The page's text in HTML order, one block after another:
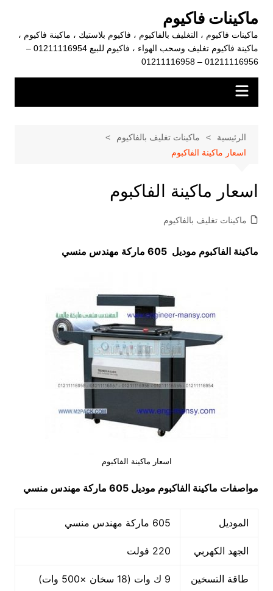
المحتوى
ماكينات فاكيوم
ماكينات فاكيوم ، التغليف بالفاكيوم ، فاكيوم بلاستيك ، ماكينة فاكيوم ،
ماكينة فاكيوم تغليف وسحب الهواء ، فاكيوم للبيع 01211116954 –
01211116956 – 01211116958
الرئيسية
ماكينات تغليف بالفاكيوم
اسعار ماكينة الفاكبوم
اسعار ماكينة الفاكبوم
ماكينات تغليف بالفاكيوم
ماكينة الفاكبوم موديل 605 ماركة مهندس منسي
اسعار ماكينة الفاكبوم
مواصفات ماكينة الفاكبوم موديل 605 ماركة مهندس منسي
الموديل 605 ماركة مهندس منسي
الجهد الكهربي 220 فولت
طاقة التسخين 9 ك وات (18 سخان ×500 وات)